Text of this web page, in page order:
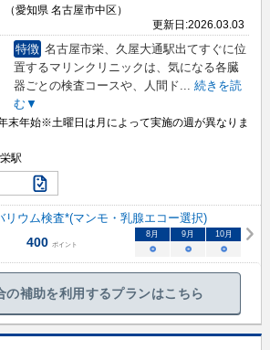
（愛知県 名古屋市中区）
更新日:2026.03.03
特徴 名古屋市栄、久屋大通駅出てすぐに位
置するマリンクリニックは、気になる各臓
器ごとの検査コースや、人間ド... 続きを読
む▼
末年始※土曜日は月によって実施の週が異なりま
駅
リウム検査*(マンモ・乳腺エコー選択)
400 ポイント
8月 9月 10月
○ ○ ○
の補助を利用するプランはこちら